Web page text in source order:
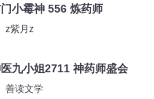
小霉神 556 炼药师
z紫月z
九小姐2711 神药师盛会
善读文学